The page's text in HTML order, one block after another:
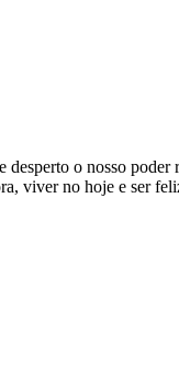
desperto o nosso poder
viver no hoje e ser